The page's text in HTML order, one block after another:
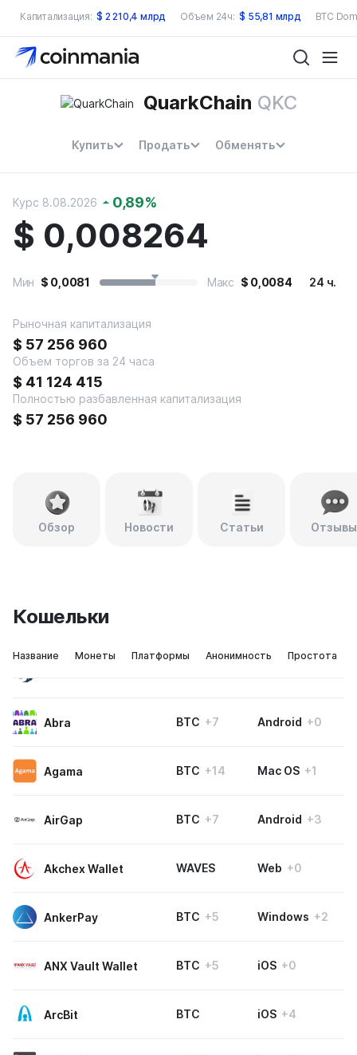
Капитализация: $ 2 210,4 млрд Объем 24ч: $ 55,81 млрд BTC
QuarkChain QKC
Купить Продать Обменять
Курс 8.08.2026 0,89%
$ 0,008264
Мин $ 0,0081 Макс $ 0,0084 24 ч.
Рыночная капитализация
$ 57 256 960
Объем торгов за 24 часа
$ 41 124 415
Полностью разбавленная капитализация
$ 57 256 960
Обзор Новости Статьи Отзывы
Кошельки
Название Монеты Платформы Анонимность Простота
Abra BTC +7 Android +0
Agama BTC +14 Mac OS +1
AirGap BTC +7 Android +3
Akchex Wallet WAVES Web +0
AnkerPay BTC +5 Windows +2
ANX Vault Wallet BTC +5 iOS +0
ArcBit BTC iOS +4